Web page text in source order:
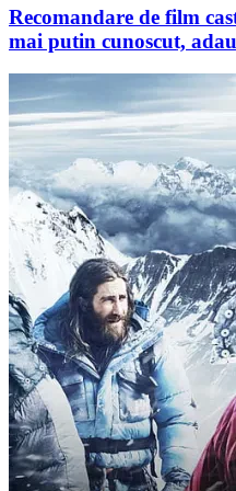
Recomandare de film
mai putin cunoscut,